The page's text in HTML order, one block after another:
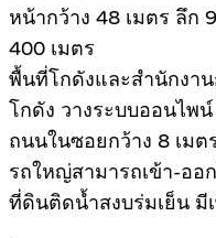
หน้ากว้าง 48 เมตร ลึก
400 เมตร
พื้นที่โกดังและสำนักงา
โกดัง วางระบบออนไพน์
ถนนในซอยกว้าง 8 เมต
รถใหญ่สามารถเข้า-ออ
ที่ดินติดน้ำสงบร่มเย็น มี